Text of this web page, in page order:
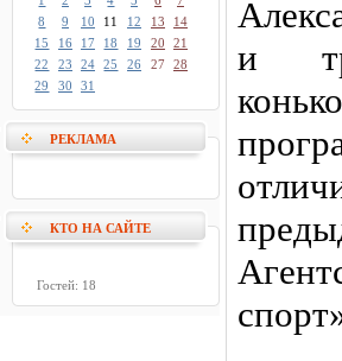
8
9 10 11 12 13
14
15
16 17 18 19 20
21
22
23 24 25 26 27
28
29
30 31
РЕКЛАМА
КТО НА САЙТЕ
Гостей: 18
и